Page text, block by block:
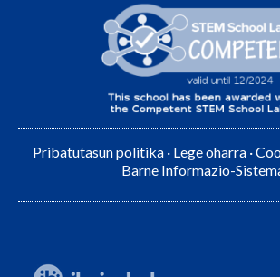
Pribatutasun politika · Lege oharra ·
Barne Informazio-